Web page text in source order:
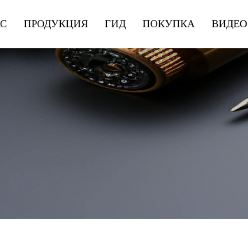
ПРОДУКЦИЯ ГИД ПОКУПКА
Доставка Обучение
ВИДЕО
Волоконный
Лазер